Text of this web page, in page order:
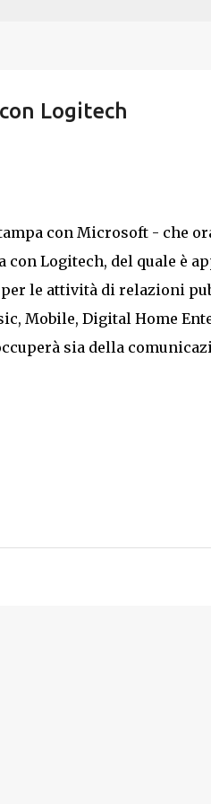
Logitech
con Microsoft - che
Logitech, del quale è
le attività di relazioni
Mobile, Digital Home
sia della